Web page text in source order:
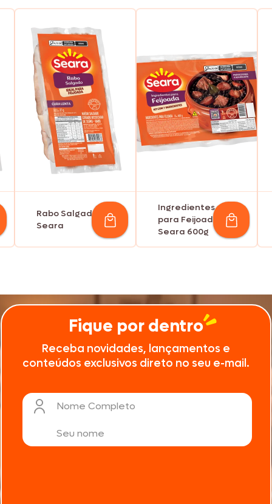
Rabo Salgado
Seara
Ingredientes
para Feijoada
Seara 600g
Fique por dentro
Receba novidades, lançamentos e
conteúdos exclusivos direto no seu e-mail.
Nome Completo